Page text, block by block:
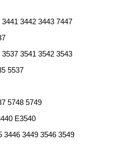
3442 3443 7447
3541 3542 3543
5537
5748 5749
E3540
3446 3449 3546 3549